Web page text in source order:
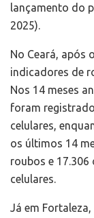
lançamento do
2025).
No Ceará, após
indicadores de
Nos 14 meses
foram
celulares,
os últimos 14
roubos e
celulares.
Já em